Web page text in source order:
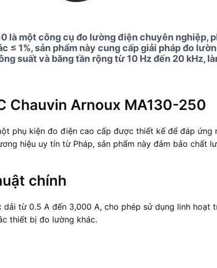
là một công cụ đo lường điện chuyên nghiệp,
≤ 1%, sản phẩm này cung cấp giải pháp đo
suất và băng tần rộng từ 10 Hz đến 20
Chauvin Arnoux MA130-250
phụ kiện đo điện cao cấp được thiết kế để đáp
hiệu uy tín từ Pháp, sản phẩm này đảm bảo chất
chính
từ 0.5 A đến 3,000 A, cho phép sử dụng linh
thiết bị đo lường khác.